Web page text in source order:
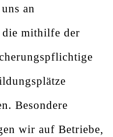
an
mithilfe der
Besondere
wir auf Betriebe,